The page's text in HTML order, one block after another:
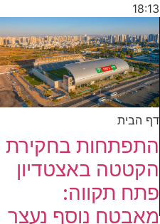
18:13
דף הבית
התפתחות בחקירת
הקטטה באצטדיון
פתח תקווה:
מאבטח נוסף נעצר